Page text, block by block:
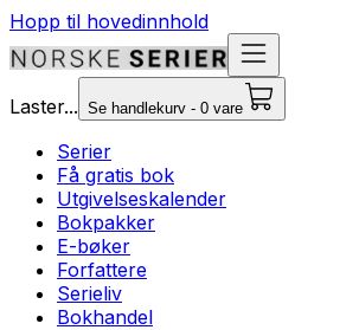
Hopp til hovedinnhold
Laster... Se handlekurv - 0 vare
Serier
Få gratis bok
Utgivelseskalender
Bokpakker
E-bøker
Forfattere
Serieliv
Bokhandel